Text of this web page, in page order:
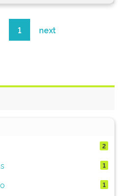
1 next
2
1
1